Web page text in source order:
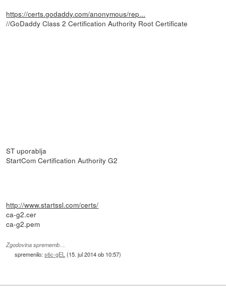
https://certs.godaddy.com/anonymous/rep...
//GoDaddy Class 2 Certification Authority Root Certificate
ST uporablja
StartCom Certification Authority G2
http://www.startssl.com/certs/
ca-g2.cer
ca-g2.pem
Zgodovina sprememb…
spremenilo:s6c-gEL (15. jul 2014 ob 10:57)